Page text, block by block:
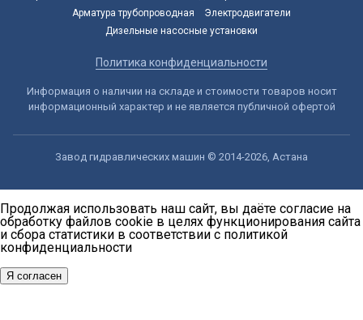
Арматура трубопроводная
Электродвигатели
Дизельные насосные установки
Политика конфиденциальности
Информация о наличии на складе и стоимости товаров носит
информационный характер и не является публичной офертой
Завод гидравлических машин © 2014-2026, Астана
Продолжая использовать наш сайт, вы даёте согласие на
обработку файлов cookie в целях функционирования сайта
и сбора статистики в соответствии с политикой
конфиденциальности
Я согласен